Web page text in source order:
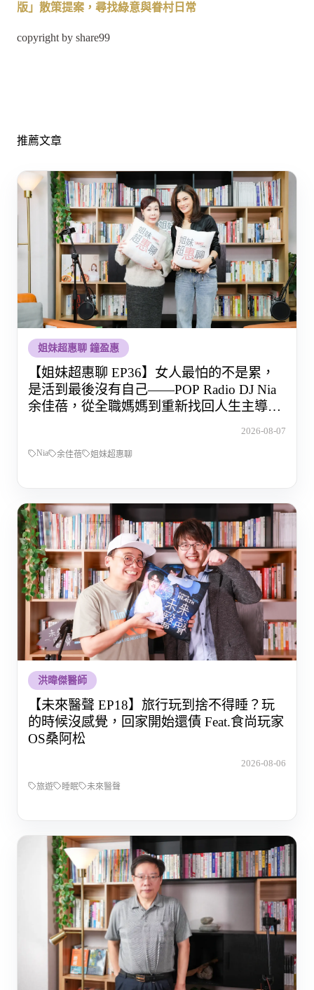
版」散策提案，尋找綠意與眷村日常
copyright by share99
推薦文章
姐妹超惠聊 鐘盈惠
【姐妹超惠聊 EP36】女人最怕的不是累，
是活到最後沒有自己——POP Radio DJ Nia
余佳蓓，從全職媽媽到重新找回人生主導權
2026-08-07
Nia 余佳蓓 姐妹超惠聊
洪暐傑醫師
【未來醫聲 EP18】旅行玩到捨不得睡？玩
的時候沒感覺，回家開始還債 Feat.食尚玩家
OS桑阿松
2026-08-06
旅遊 睡眠 未來醫聲